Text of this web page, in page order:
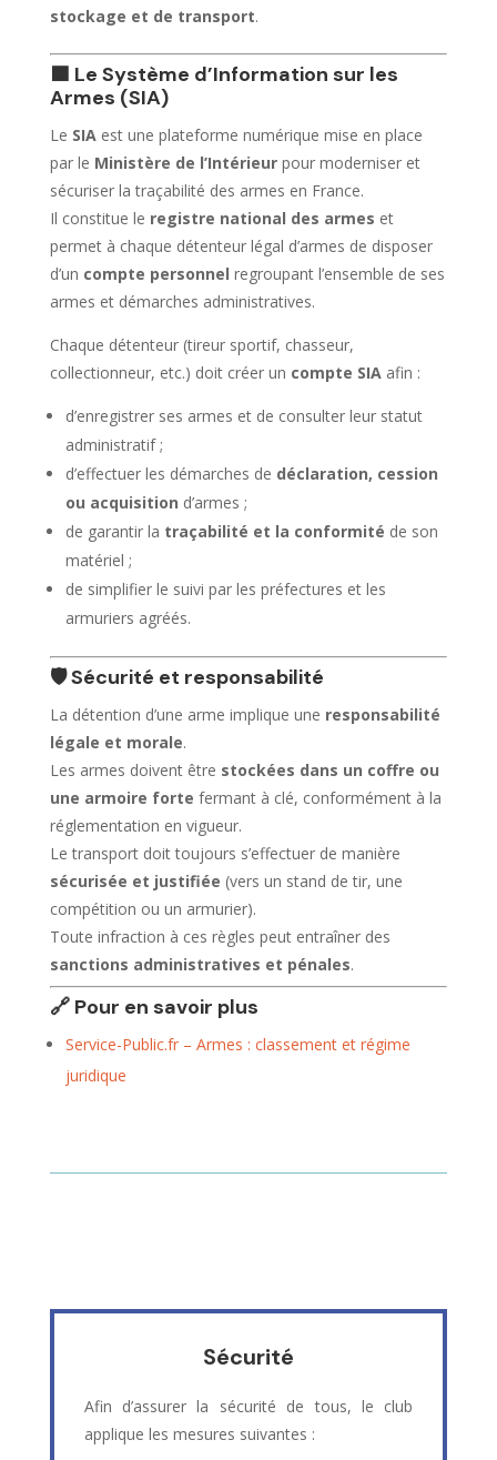
stockage et de transport.
🟦 Le Système d’Information sur les
Armes (SIA)
Le SIAest une plateforme numérique mise en place
par le Ministère de l’Intérieurpour moderniser et
sécuriser la traçabilité des armes en France.
Il constitue le registre national des armes et
permet à chaque détenteur légal d’armes de disposer
d’un compte personnel regroupant l’ensemble de ses
armes et démarches administratives.
Chaque détenteur (tireur sportif, chasseur,
collectionneur, etc.) doit créer un compte SIAafin :
d’enregistrer ses armes et de consulter leur statut
administratif ;
d’effectuer les démarches de déclaration, cession
ou acquisition d’armes ;
de garantir la traçabilité et la conformité de son
matériel ;
de simplifier le suivi par les préfectures et les
armuriers agréés.
🛡️ Sécurité et responsabilité
La détention d’une arme implique une responsabilité
légale et morale.
Les armes doivent être stockées dans un coffre ou
une armoire forte fermant à clé, conformément à la
réglementation en vigueur.
Le transport doit toujours s’effectuer de manière
sécurisée et justifiée (vers un stand de tir, une
compétition ou un armurier).
Toute infraction à ces règles peut entraîner des
sanctions administratives et pénales.
🔗 Pour en savoir plus
Service-Public.fr – Armes : classement et régime
juridique
Sécurité
Afin d’assurer la sécurité de tous, le club
applique les mesures suivantes :